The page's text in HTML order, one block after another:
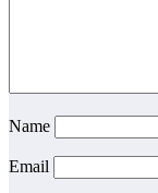
Name
Email